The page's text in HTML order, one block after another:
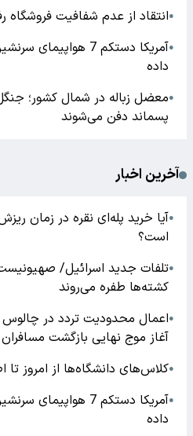
●انتقاد از عدم شفافیت فروشگاه
●
آمریکا دستکم 7
داده
●معضل زباله در شمال کشور؛
پسماند دفن می‌شوند
آخرین اخبار
●آیا خرید پله‌ای نقره در زمان
است؟
●تلفات جدید اسرائیل/
کشته‌ها طفره می‌روند
●
آغاز موج نهایی بازگشت
●کلاس‌های دانشگاه‌ها از امروز
●
آمریکا دستکم 7
داده